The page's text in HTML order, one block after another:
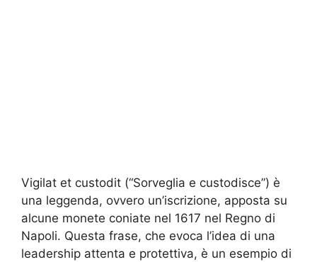
Vigilat et custodit (“Sorveglia e custodisce”) è
una leggenda, ovvero un’iscrizione, apposta su
alcune monete coniate nel 1617 nel Regno di
Napoli. Questa frase, che evoca l’idea di una
leadership attenta e protettiva, è un esempio di